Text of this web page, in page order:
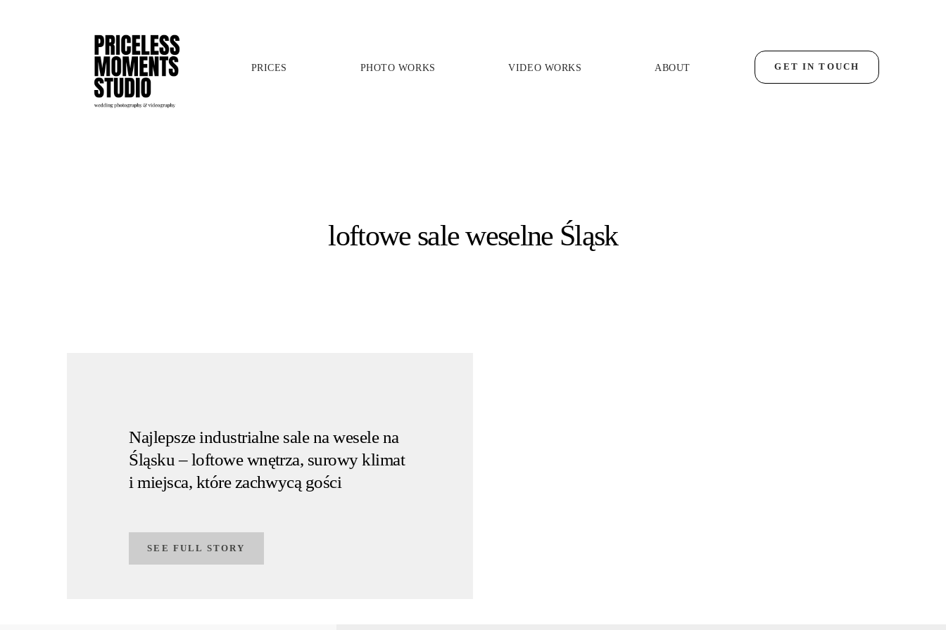
PRICES PHOTO WORKS VIDEO WORKS ABOUT GET IN TOUCH
loftowe sale weselne Śląsk
Najlepsze industrialne sale na wesele na
Śląsku – loftowe wnętrza, surowy klimat
i miejsca, które zachwycą gości
SEE FULL STORY